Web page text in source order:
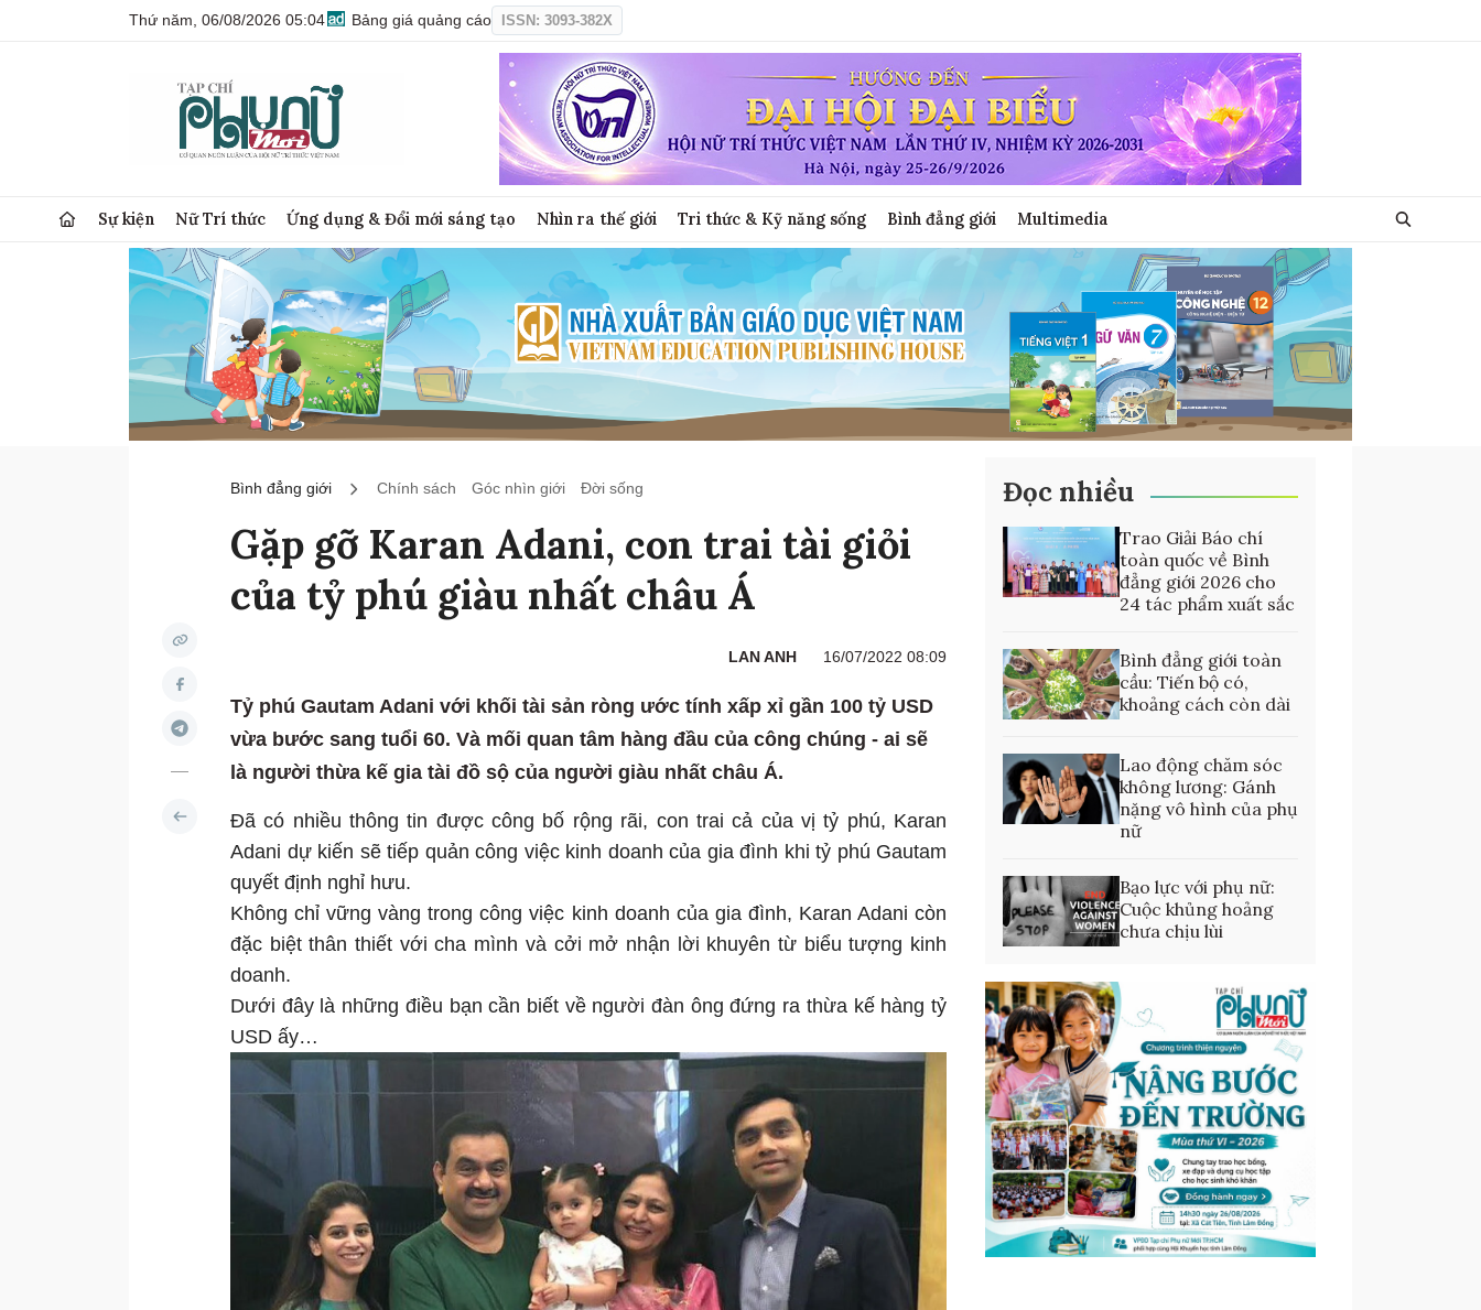
Thứ năm, 06/08/2026 05:04 Bảng giá quảng cáo ISSN: 3093-382X
Sự kiện Nữ Trí thức Ứng dụng & Đổi mới sáng tạo Nhìn ra thế giới Tri thức & Kỹ năng sống Bình đẳng giới Multimedia
Bình đẳng giới Chính sách Góc nhìn giới Đời sống
Gặp gỡ Karan Adani, con trai tài giỏi
của tỷ phú giàu nhất châu Á
LAN ANH 16/07/2022 08:09
Tỷ phú Gautam Adani với khối tài sản ròng ước tính xấp xỉ gần 100 tỷ USD
vừa bước sang tuổi 60. Và mối quan tâm hàng đầu của công chúng - ai sẽ
là người thừa kế gia tài đồ sộ của người giàu nhất châu Á.
Đã có nhiều thông tin được công bố rộng rãi, con trai cả của vị tỷ phú, Karan
Adani dự kiến sẽ tiếp quản công việc kinh doanh của gia đình khi tỷ phú Gautam
quyết định nghỉ hưu.
Không chỉ vững vàng trong công việc kinh doanh của gia đình, Karan Adani còn
đặc biệt thân thiết với cha mình và cởi mở nhận lời khuyên từ biểu tượng kinh
doanh.
Dưới đây là những điều bạn cần biết về người đàn ông đứng ra thừa kế hàng tỷ
USD ấy…
Đọc nhiều
Trao Giải Báo chí
toàn quốc về Bình
đẳng giới 2026 cho
24 tác phẩm xuất sắc
Bình đẳng giới toàn
cầu: Tiến bộ có,
khoảng cách còn dài
Lao động chăm sóc
không lương: Gánh
nặng vô hình của phụ
nữ
Bạo lực với phụ nữ:
Cuộc khủng hoảng
chưa chịu lùi